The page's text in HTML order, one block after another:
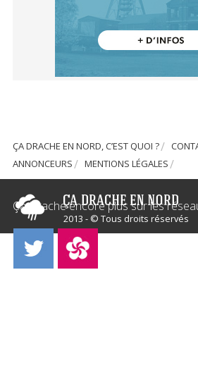
ÇA DRACHE EN NORD, C’EST QUOI ?
ANNONCEURS
MENTIONS LÉGALES
2013 - © Tous droits réservés
Ça Drache encore plus sur les